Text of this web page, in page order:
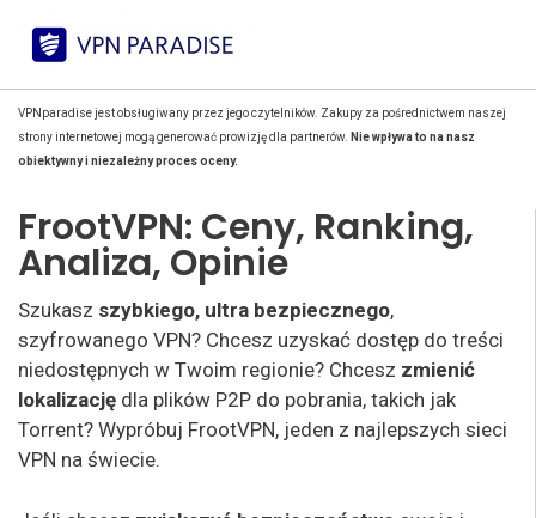
VPNparadise jest obsługiwany przez jego czytelników. Zakupy za pośrednictwem naszej
strony internetowej mogą generować prowizję dla partnerów. Nie wpływa to na nasz
obiektywny i niezależny proces oceny.
FrootVPN: Ceny, Ranking,
Analiza, Opinie
Szukasz szybkiego, ultra bezpiecznego,
szyfrowanego VPN? Chcesz uzyskać dostęp do treści
niedostępnych w Twoim regionie? Chcesz zmienić
lokalizację dla plików P2P do pobrania, takich jak
Torrent? Wypróbuj FrootVPN, jeden z najlepszych sieci
VPN na świecie.